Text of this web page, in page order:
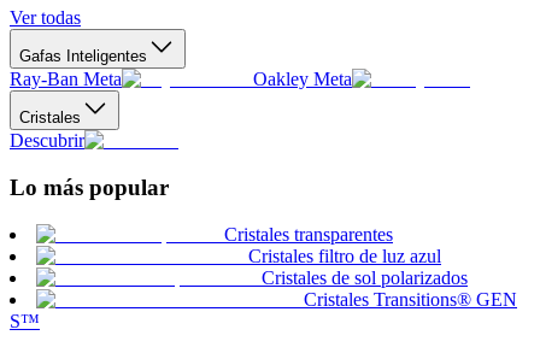
Ver todas
Gafas Inteligentes
Ray-Ban Meta Oakley Meta
Cristales
Descubrir
Lo más popular
Cristales transparentes
Cristales filtro de luz azul
Cristales de sol polarizados
Cristales Transitions® GEN
S™